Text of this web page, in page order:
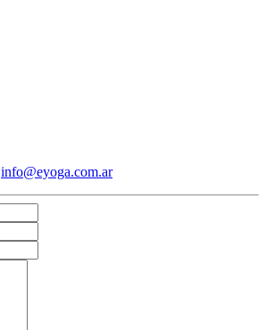
info@eyoga.com.ar